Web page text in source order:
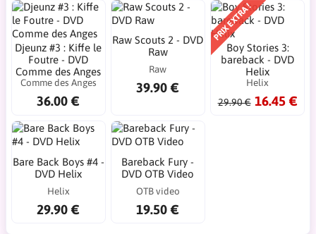
Djeunz #3 : Kiffe le
Foutre - DVD
Comme des Anges
Comme des Anges
36.00 €
Raw Scouts 2 - DVD
Raw
Raw
39.90 €
PRIX EXTRA !
Boy Stories 3:
bareback - DVD
Helix
Helix
29.90 € 16.45 €
Bare Back Boys #4 -
DVD Helix
Helix
29.90 €
Bareback Fury -
DVD OTB Video
OTB video
19.50 €